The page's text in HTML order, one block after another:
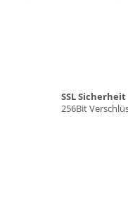
SSL Sicherheit
256Bit